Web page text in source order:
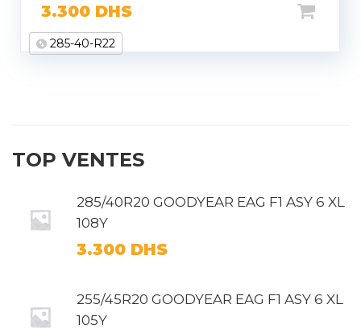
3.300 DHS
285-40-R22
TOP VENTES
285/40R20 GOODYEAR EAG F1 ASY 6 XL
108Y
3.300 DHS
255/45R20 GOODYEAR EAG F1 ASY 6 XL
105Y